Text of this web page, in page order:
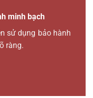
minh bạch
sử dụng bảo hành
ràng.